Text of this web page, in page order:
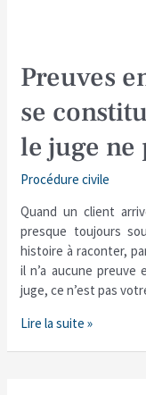
Preuves
se
le juge ne
Procédure civile
Quand un client
presque toujours
histoire à raconter,
il n’a aucune preuve
juge, ce n’est pas
Preuves
en
justice
:
comment
constituer
un
dossier
que
le
juge
ne
peut
Lire la suite »